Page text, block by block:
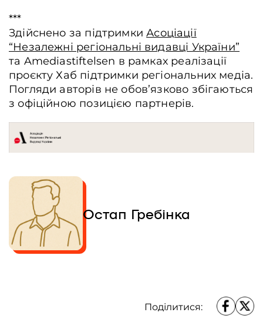
***
Здійснено за підтримкиАсоціації
“Незалежні регіональні видавці України”
та Amediastiftelsen в рамках реалізації
проєкту Хаб підтримки регіональних медіа.
Погляди авторів не обов’язково збігаються
з офіційною позицією партнерів.
Остап Гребінка
Поділитися: